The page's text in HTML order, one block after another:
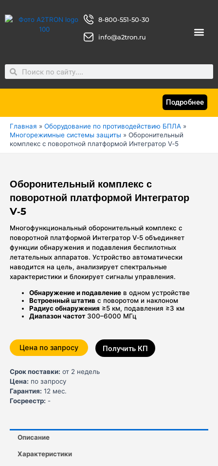
содержимому
8-800-551-50-30
info@a2tron.ru
SearchSearch
Подробнее
Главная » Оборудование по противодействию БПЛА »
Многорежимные системы защиты » Оборонительный
комплекс с поворотной платформой Интегратор V‑5
Оборонительный комплекс с
поворотной платформой Интегратор
V‑5
Многофункциональный оборонительный комплекс с
поворотной платформой Интегратор V‑5 объединяет
функции обнаружения и подавления беспилотных
летательных аппаратов. Устройство автоматически
наводится на цель, анализирует спектральные
характеристики и блокирует сигналы управления.
Обнаружение и подавление в одном устройстве
Встроенный штатив с поворотом и наклоном
Радиус обнаружения ≥5 км, подавления ≥3 км
Диапазон частот 300–6000 МГц
Цена по запросу Получить КП
Срок поставки: от 2 недель
Цена: по запросу
Гарантия: 12 мес.
Госреестр: -
Описание
Характеристики